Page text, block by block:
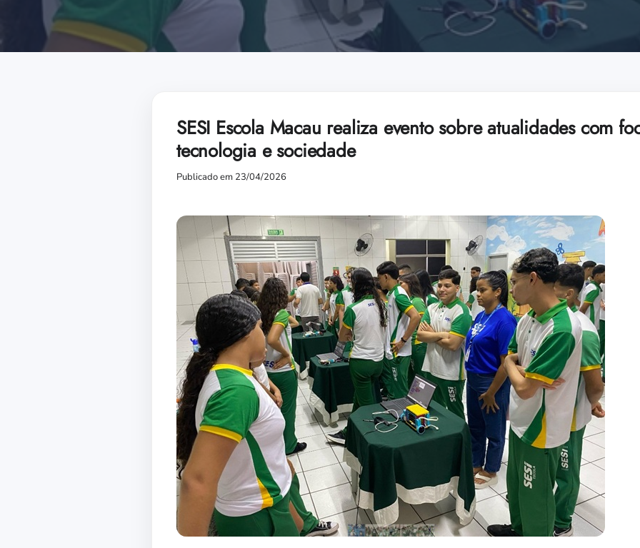
SESI Escola Macau realiza evento sobre atualidades com
tecnologia e sociedade
Publicado em 23/04/2026